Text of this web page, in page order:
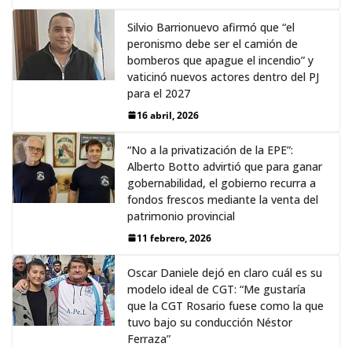
Silvio Barrionuevo afirmó que “el
peronismo debe ser el camión de
bomberos que apague el incendio” y
vaticinó nuevos actores dentro del PJ
para el 2027
16 abril, 2026
“No a la privatización de la EPE”:
Alberto Botto advirtió que para ganar
gobernabilidad, el gobierno recurra a
fondos frescos mediante la venta del
patrimonio provincial
11 febrero, 2026
Oscar Daniele dejó en claro cuál es su
modelo ideal de CGT: “Me gustaría
que la CGT Rosario fuese como la que
tuvo bajo su conducción Néstor
Ferraza”